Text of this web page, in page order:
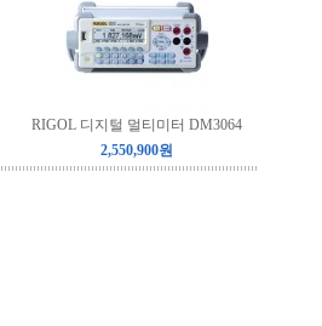
RIGOL 디지털 멀티미터 DM3064
2,550,900원